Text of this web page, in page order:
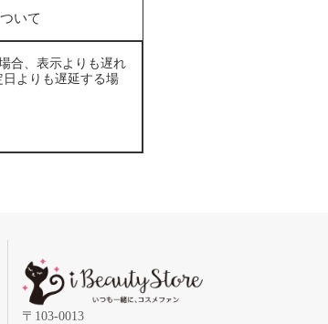
いて
合、表示よりも遅れ
よりも遅延する場
〒103-0013